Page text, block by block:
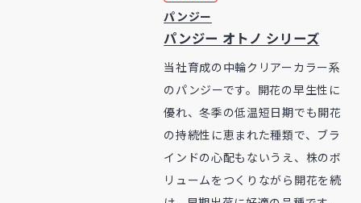
パンジー
パンジー オトノ シリーズ
当社育成の中輪クリアーカラー系
のパンジーです。開花の早生性に
優れ、冬季の低温短日期でも開花
の持続性に恵まれた種類で、ブラ
インドの心配もないうえ、株のボ
リュームをつくりながら開花を続